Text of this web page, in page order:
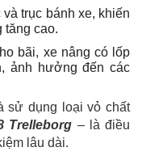
trục bánh xe, khiến
tăng cao.
bãi, xe nâng có lốp
ảnh hưởng đến các
sử dụng loại vỏ chất
Trelleborg – là điều
lâu dài.